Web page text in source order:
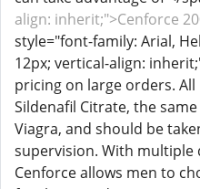
align: inherit;">Cenforce
style="font-family: Arial,
12px; vertical-align:
pricing on large orders.
Sildenafil Citrate, the
Viagra, and should be
supervision. With multiple
Cenforce allows men to